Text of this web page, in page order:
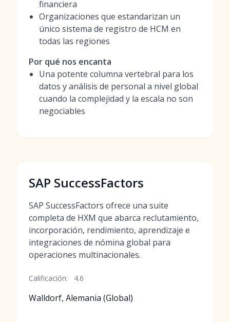
financiera
Organizaciones que estandarizan un
único sistema de registro de HCM en
todas las regiones
Por qué nos encanta
Una potente columna vertebral para los
datos y análisis de personal a nivel global
cuando la complejidad y la escala no son
negociables
SAP SuccessFactors
SAP SuccessFactors ofrece una suite
completa de HXM que abarca reclutamiento,
incorporación, rendimiento, aprendizaje e
integraciones de nómina global para
operaciones multinacionales.
Calificación: 4.6
Walldorf, Alemania (Global)